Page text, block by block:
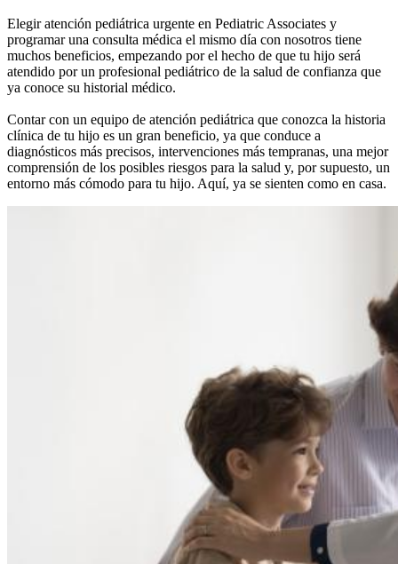
Elegir atención pediátrica urgente en Pediatric Associates y
programar una consulta médica el mismo día con nosotros tiene
muchos beneficios, empezando por el hecho de que tu hijo será
atendido por un profesional pediátrico de la salud de confianza que
ya conoce su historial médico.
Contar con un equipo de atención pediátrica que conozca la historia
clínica de tu hijo es un gran beneficio, ya que conduce a
diagnósticos más precisos, intervenciones más tempranas, una mejor
comprensión de los posibles riesgos para la salud y, por supuesto, un
entorno más cómodo para tu hijo. Aquí, ya se sienten como en casa.